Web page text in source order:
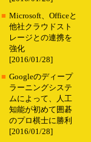
■ Microsoft、Officeと
他社クラウドスト
レージとの連携を
強化
[2016/01/28]
■ Googleのディープ
ラーニングシステ
ムによって、人工
知能が初めて囲碁
のプロ棋士に勝利
[2016/01/28]